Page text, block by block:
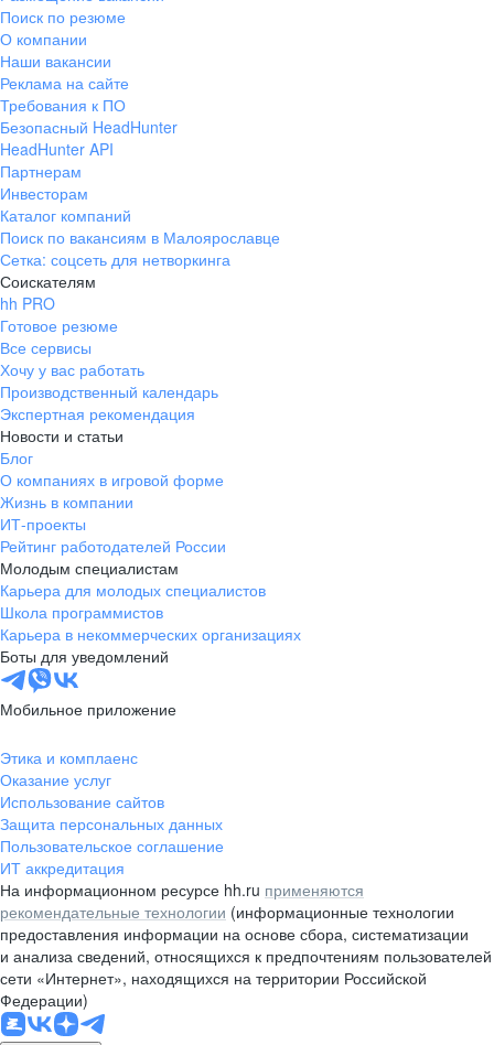
Поиск по резюме
О компании
Наши вакансии
Реклама на сайте
Требования к ПО
Безопасный HeadHunter
HeadHunter API
Партнерам
Инвесторам
Каталог компаний
Поиск по вакансиям в Малоярославце
Сетка: соцсеть для нетворкинга
Соискателям
hh PRO
Готовое резюме
Все сервисы
Хочу у вас работать
Производственный календарь
Экспертная рекомендация
Новости и статьи
Блог
О компаниях в игровой форме
Жизнь в компании
ИТ-проекты
Рейтинг работодателей России
Молодым специалистам
Карьера для молодых специалистов
Школа программистов
Карьера в некоммерческих организациях
Боты для уведомлений
Мобильное приложение
Этика и комплаенс
Оказание услуг
Использование сайтов
Защита персональных данных
Пользовательское соглашение
ИТ аккредитация
На информационном ресурсе hh.ru применяются
рекомендательные технологии (информационные технологии
предоставления информации на основе сбора, систематизации
и анализа сведений, относящихся к предпочтениям пользователей
сети «Интернет», находящихся на территории Российской
Федерации)